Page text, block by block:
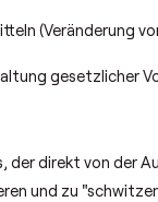
(Veränderung
gesetzlicher
der direkt von der
und zu